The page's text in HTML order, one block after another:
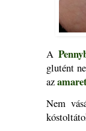
A
glutént
az
Nem